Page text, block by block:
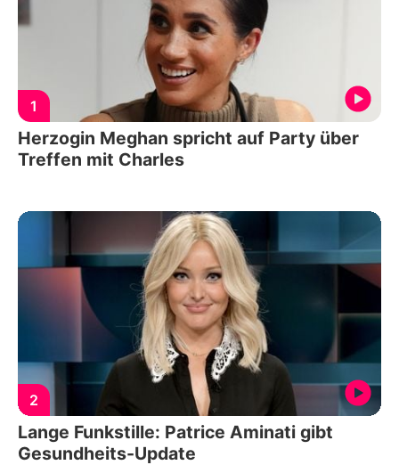
1
Herzogin Meghan spricht auf Party über
Treffen mit Charles
2
Lange Funkstille: Patrice Aminati gibt
Gesundheits-Update